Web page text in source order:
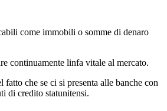
come immobili o somme di denaro
continuamente linfa vitale al mercato.
che se ci si presenta alle banche con
di credito statunitensi.